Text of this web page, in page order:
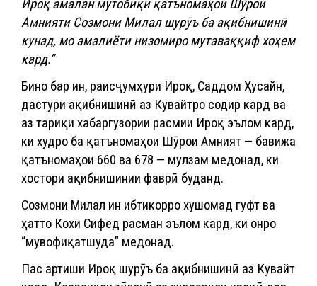
Ироқ амалан мутобиқи қатъномаҳои Шӯрои
Амнияти Созмони Милал шурӯъ ба ақибнишинӣ
кунад, мо амалиёти низомиро мутаваққиф хоҳем
кард.”
Бино бар ин, раисҷумҳури Ироқ, Саддом Ҳусайн,
дастури ақибнишинӣ аз Кувайтро содир кард ва
аз тариқи хабаргузории расмии Ироқ эълом кард,
ки худро ба қатъномаҳои Шӯрои Амният — бавижа
қатъномаҳои 660 ва 678 — мулзам медонад, ки
хостори ақибнишинии фаврӣ буданд.
Созмони Милал ин ибтикорро хушомад гуфт ва
ҳатто Кохи Сифед расман эълом кард, ки онро
“мувофиқатшуда” медонад.
Пас артиши Ироқ шурӯъ ба ақибнишинӣ аз Кувайт